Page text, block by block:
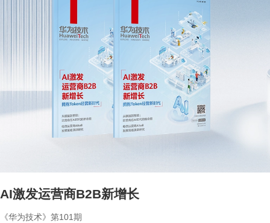
AI激发运营商B2B新增长
《华为技术》第101期